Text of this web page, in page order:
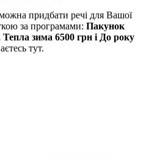
придбати речі для Вашої
за програмами: Пакунок
зима 6500 грн і До року
тут.